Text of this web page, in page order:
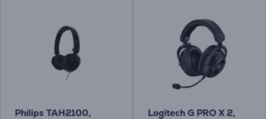
Philips TAH2100,
Logitech G PRO X 2,